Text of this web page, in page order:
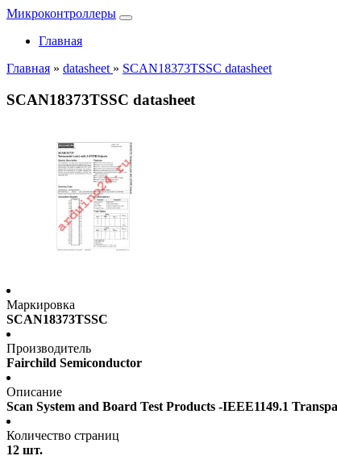
Микроконтроллеры
Главная
Главная » datasheet » SCAN18373TSSC datasheet
SCAN18373TSSC datasheet
Маркировка
SCAN18373TSSC
Производитель
Fairchild Semiconductor
Описание
Scan System and Board Test Products -IEEE1149.1
Количество страниц
12 шт.